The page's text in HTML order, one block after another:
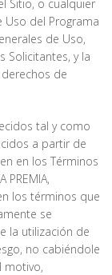
Sitio, o cualquier
Uso del Programa
de Uso,
Solicitantes, y la
de
tal y como
a partir de
en los Términos
PREMIA,
los términos que
se
la utilización de
no cabiéndole
motivo,